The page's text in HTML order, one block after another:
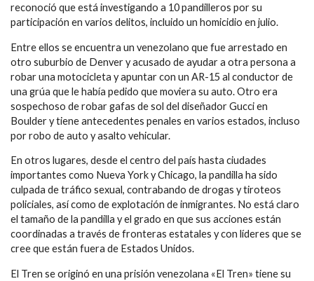
reconoció que está investigando a 10 pandilleros por su
participación en varios delitos, incluido un homicidio en julio.
Entre ellos se encuentra un venezolano que fue arrestado en
otro suburbio de Denver y acusado de ayudar a otra persona a
robar una motocicleta y apuntar con un AR-15 al conductor de
una grúa que le había pedido que moviera su auto. Otro era
sospechoso de robar gafas de sol del diseñador Gucci en
Boulder y tiene antecedentes penales en varios estados, incluso
por robo de auto y asalto vehicular.
En otros lugares, desde el centro del país hasta ciudades
importantes como Nueva York y Chicago, la pandilla ha sido
culpada de tráfico sexual, contrabando de drogas y tiroteos
policiales, así como de explotación de inmigrantes. No está claro
el tamaño de la pandilla y el grado en que sus acciones están
coordinadas a través de fronteras estatales y con líderes que se
cree que están fuera de Estados Unidos.
El Tren se originó en una prisión venezolana «El Tren» tiene su